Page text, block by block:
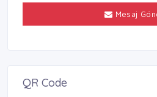
Mesaj
QR Code